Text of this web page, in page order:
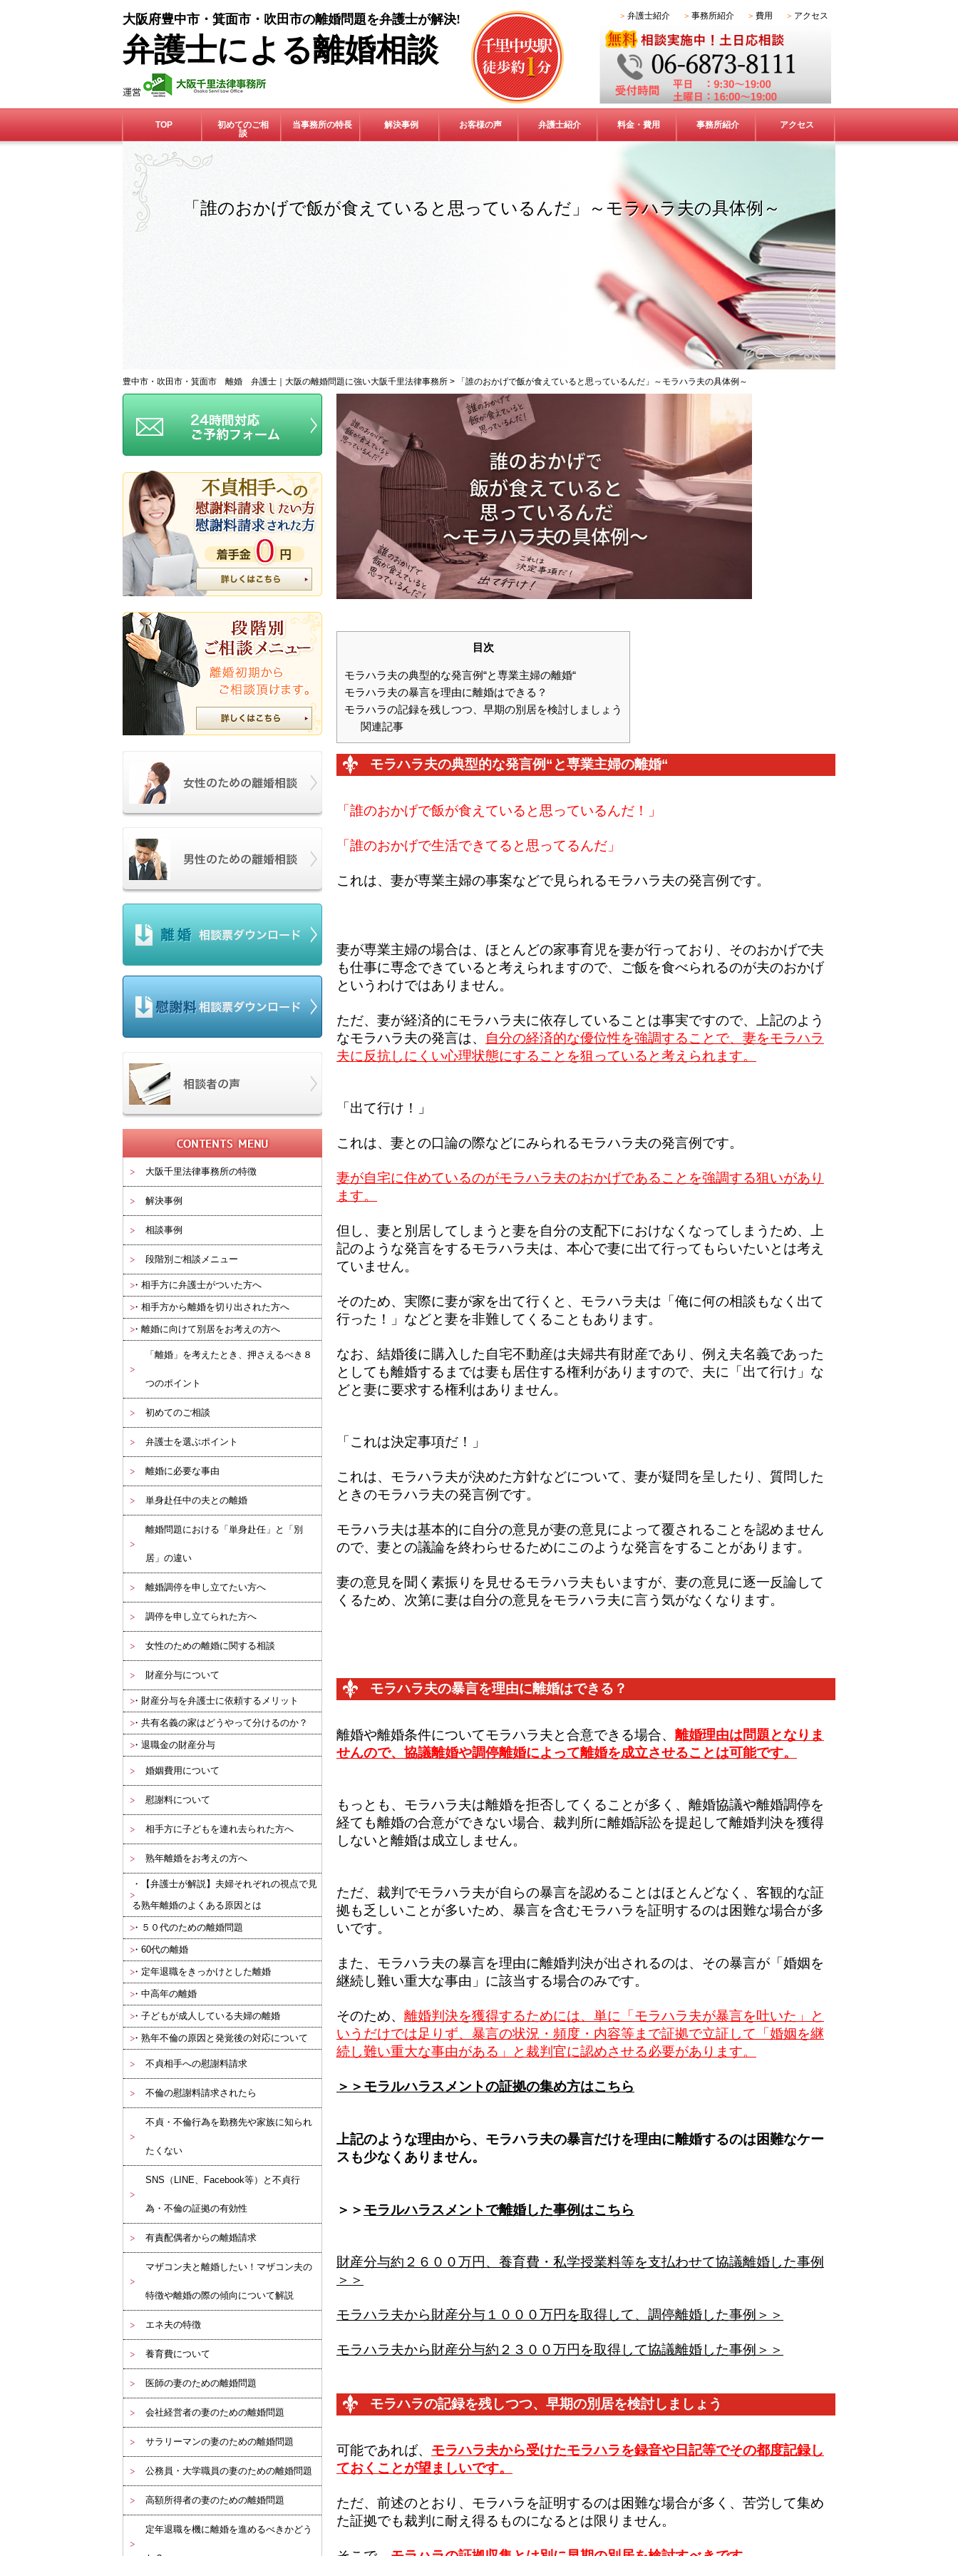
大阪府豊中市・箕面市・吹田市の離婚問題を弁護士が解決!
弁護士による離婚相談
弁護士紹介 事務所紹介 費用 アクセス
TOP
初めてのご相
談
当事務所の特長 解決事例 お客様の声 弁護士紹介 料金・費用 事務所紹介 アクセス
「誰のおかげで飯が食えていると思っているんだ」～モラハラ夫の具体例～
豊中市・吹田市・箕面市 離婚 弁護士｜大阪の離婚問題に強い大阪千里法律事務所 > 「誰のおかげで飯が食えていると思っているんだ」～モラハラ夫の具体例～
目次
モラハラ夫の典型的な発言例“と専業主婦の離婚“
モラハラ夫の暴言を理由に離婚はできる？
モラハラの記録を残しつつ、早期の別居を検討しましょう
関連記事
モラハラ夫の典型的な発言例“と専業主婦の離婚“
「誰のおかげで飯が食えていると思っているんだ！」
「誰のおかげで生活できてると思ってるんだ」
これは、妻が専業主婦の事案などで見られるモラハラ夫の発言例です。
妻が専業主婦の場合は、ほとんどの家事育児を妻が行っており、そのおかげで夫
も仕事に専念できていると考えられますので、ご飯を食べられるのが夫のおかげ
というわけではありません。
ただ、妻が経済的にモラハラ夫に依存していることは事実ですので、上記のよう
なモラハラ夫の発言は、 自分の経済的な優位性を強調することで、妻をモラハラ
夫に反抗しにくい心理状態にすることを狙っていると考えられます。
「出て行け！」
これは、妻との口論の際などにみられるモラハラ夫の発言例です。
妻が自宅に住めているのがモラハラ夫のおかげであることを強調する狙いがあり
ます。
但し、妻と別居してしまうと妻を自分の支配下におけなくなってしまうため、上
記のような発言をするモラハラ夫は、本心で妻に出て行ってもらいたいとは考え
ていません。
そのため、実際に妻が家を出て行くと、モラハラ夫は「俺に何の相談もなく出て
行った！」などと妻を非難してくることもあります。
なお、結婚後に購入した自宅不動産は夫婦共有財産であり、例え夫名義であった
としても離婚するまでは妻も居住する権利がありますので、夫に「出て行け」な
どと妻に要求する権利はありません。
「これは決定事項だ！」
これは、モラハラ夫が決めた方針などについて、妻が疑問を呈したり、質問した
ときのモラハラ夫の発言例です。
モラハラ夫は基本的に自分の意見が妻の意見によって覆されることを認めません
ので、妻との議論を終わらせるためにこのような発言をすることがあります。
妻の意見を聞く素振りを見せるモラハラ夫もいますが、妻の意見に逐一反論して
くるため、次第に妻は自分の意見をモラハラ夫に言う気がなくなります。
モラハラ夫の暴言を理由に離婚はできる？
離婚や離婚条件についてモラハラ夫と合意できる場合、 離婚理由は問題となりま
せんので、協議離婚や調停離婚によって離婚を成立させることは可能です。
もっとも、モラハラ夫は離婚を拒否してくることが多く、離婚協議や離婚調停を
経ても離婚の合意ができない場合、裁判所に離婚訴訟を提起して離婚判決を獲得
しないと離婚は成立しません。
ただ、裁判でモラハラ夫が自らの暴言を認めることはほとんどなく、客観的な証
拠も乏しいことが多いため、暴言を含むモラハラを証明するのは困難な場合が多
いです。
また、モラハラ夫の暴言を理由に離婚判決が出されるのは、その暴言が「婚姻を
継続し難い重大な事由」に該当する場合のみです。
そのため、 離婚判決を獲得するためには、単に「モラハラ夫が暴言を吐いた」と
いうだけでは足りず、暴言の状況・頻度・内容等まで証拠で立証して「婚姻を継
続し難い重大な事由がある」と裁判官に認めさせる必要があります。
＞＞モラルハラスメントの証拠の集め方はこちら
上記のような理由から、モラハラ夫の暴言だけを理由に離婚するのは困難なケー
スも少なくありません。
＞＞ モラルハラスメントで離婚した事例はこちら
財産分与約２６００万円、養育費・私学授業料等を支払わせて協議離婚した事例
＞＞
モラハラ夫から財産分与１０００万円を取得して、調停離婚した事例＞＞
モラハラ夫から財産分与約２３００万円を取得して協議離婚した事例＞＞
モラハラの記録を残しつつ、 早期の別居を検討しましょう
可能であれば、 モラハラ夫から受けたモラハラを録音や日記等でその都度記録し
ておくことが望ましいです。
ただ、前述のとおり、モラハラを証明するのは困難な場合が多く、苦労して集め
た証拠でも裁判に耐え得るものになるとは限りません。
大阪千里法律事務所の特徴
解決事例
相談事例
段階別ご相談メニュー
相手方に弁護士がついた方へ
相手方から離婚を切り出された方へ
離婚に向けて別居をお考えの方へ
「離婚」を考えたとき、押さえるべき８
つのポイント
初めてのご相談
弁護士を選ぶポイント
離婚に必要な事由
単身赴任中の夫との離婚
離婚問題における「単身赴任」と「別
居」の違い
離婚調停を申し立てたい方へ
調停を申し立てられた方へ
女性のための離婚に関する相談
財産分与について
財産分与を弁護士に依頼するメリット
共有名義の家はどうやって分けるのか？
退職金の財産分与
婚姻費用について
慰謝料について
相手方に子どもを連れ去られた方へ
熟年離婚をお考えの方へ
【弁護士が解説】夫婦それぞれの視点で見
る熟年離婚のよくある原因とは
５０代のための離婚問題
60代の離婚
定年退職をきっかけとした離婚
中高年の離婚
子どもが成人している夫婦の離婚
熟年不倫の原因と発覚後の対応について
不貞相手への慰謝料請求
不倫の慰謝料請求されたら
不貞・不倫行為を勤務先や家族に知られ
たくない
SNS（LINE、Facebook等）と不貞行
為・不倫の証拠の有効性
有責配偶者からの離婚請求
マザコン夫と離婚したい！マザコン夫の
特徴や離婚の際の傾向について解説
エネ夫の特徴
養育費について
医師の妻のための離婚問題
会社経営者の妻のための離婚問題
サラリーマンの妻のための離婚問題
公務員・大学職員の妻のための離婚問題
高額所得者の妻のための離婚問題
定年退職を機に離婚を進めるべきかどう